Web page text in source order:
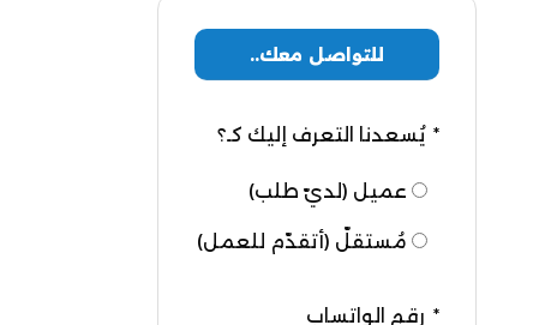
للتواصل معك..
يُسعدنا التعرف إليك كـ؟
عميل (لديّ طلب)
مُستقلّ (أتقدّم للعمل)
رقم الواتساب